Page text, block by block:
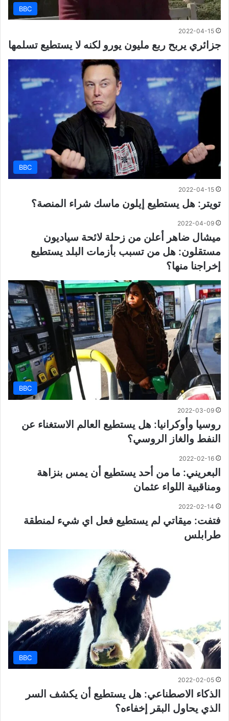
BBC
2022-04-15
جزائري يربح ربع مليون يورو لكنه لا يستطيع تسلمها
BBC
2022-04-15
تويتر: هل يستطيع إيلون ماسك شراء المنصة؟
2022-04-09
ميشال ضاهر أعلن من زحلة لائحة سياديون
مستقلون: هل من تسبب بأزمات البلد يستطيع
إخراجنا منها؟
BBC
2022-03-09
روسيا وأوكرانيا: هل يستطيع العالم الاستغناء عن
النفط والغاز الروسي؟
2022-02-16
البعريني: ما من أحد يستطيع أن يمس بنزاهة
ومناقبية اللواء عثمان
2022-02-14
فتفت: ميقاتي لم يستطيع فعل اي شيء لمنطقة
طرابلس
BBC
2022-02-05
الذكاء الاصطناعي: هل يستطيع أن يكشف السر
الذي يحاول البقر إخفاءه؟